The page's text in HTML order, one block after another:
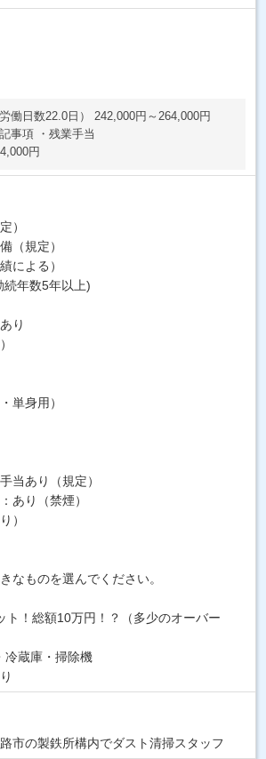
働日数22.0日） 242,000円～264,000円
事項 ・残業手当
円
）
（規定）
による）
年数5年以上)
り
単身用）
当あり（規定）
あり（禁煙）
）
なものを選んでください。
！総額10万円！？（多少のオーバー
冷蔵庫・掃除機
市の製鉄所構内でダスト清掃スタッフ